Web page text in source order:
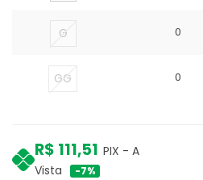
G 0
GG 0
R$ 111,51 PIX - A
Vista
7%